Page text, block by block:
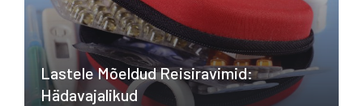
Lastele Mõeldud Reisiravimid:
Hädavajalikud